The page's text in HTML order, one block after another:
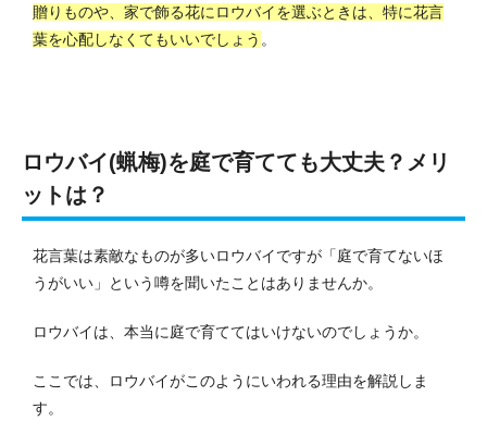
贈りものや、家で飾る花にロウバイを選ぶときは、特に花言
葉を心配しなくてもいいでしょう 。
ロウバイ(蝋梅)を庭で育てても大丈夫？メリ
ットは？
花言葉は素敵なものが多いロウバイですが「庭で育てないほ
うがいい」という噂を聞いたことはありませんか。
ロウバイは、本当に庭で育ててはいけないのでしょうか。
ここでは、ロウバイがこのようにいわれる理由を解説しま
す。